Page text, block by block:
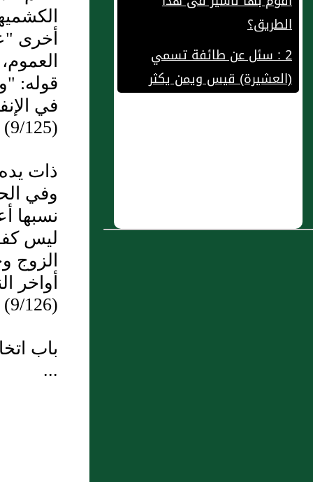
2 : سئل عن طائفة تسمي
(العشيرة) قيس ويمن يكثر
القتل بينهم ولا يبالون به وإذا
طلب منهم القاتل أحضروا
بستان وساقاه على الشجر
أخرى
قوله:
في
(9/125)
ذات
وفي
نسبها
ليس
الزوج
أواخر
(9/126)
باب
...